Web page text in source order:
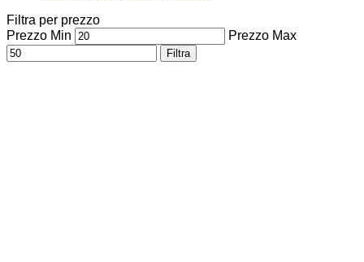
Filtra per prezzo
Prezzo Min
Prezzo Max
Filtra